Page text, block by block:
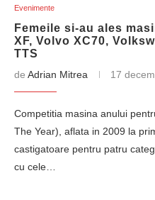
Evenimente
Femeile si-au ales
XF, Volvo XC70,
TTS
de Adrian Mitrea 17
Competitia masina anului
The Year), aflata in 2009 la
castigatoare pentru patru
cu cele…